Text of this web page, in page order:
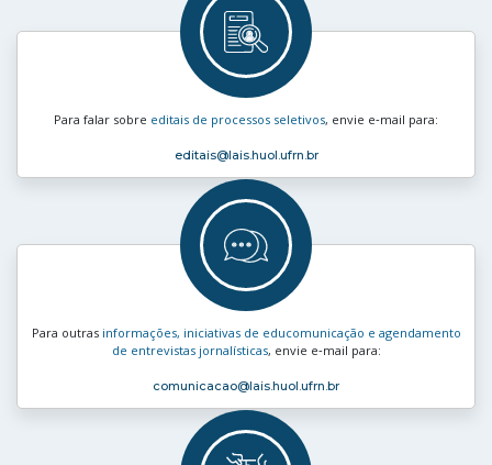
Para falar sobre editais de processos seletivos, envie e‑mail para:
editais@lais.huol.ufrn.br
Para outras informações, iniciativas de educomunicação e agendamento
de entrevistas jornalísticas, envie e‑mail para:
comunicacao@lais.huol.ufrn.br